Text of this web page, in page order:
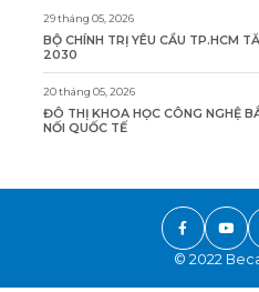
29 tháng 05, 2026
BỘ CHÍNH TRỊ YÊU CẦU TP.HCM
2030
20 tháng 05, 2026
ĐÔ THỊ KHOA HỌC CÔNG NGHỆ
NỐI QUỐC TẾ
© 2022